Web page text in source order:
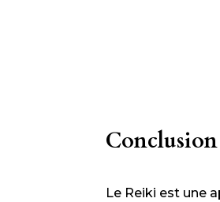
Conclusion
Le Reiki est une